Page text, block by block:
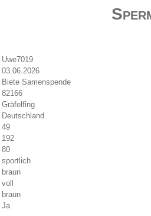
Uwe7019
03.06.2026
Biete Samenspende
82166
Gräfelfing
Deutschland
49
192
80
sportlich
braun
voll
braun
Ja